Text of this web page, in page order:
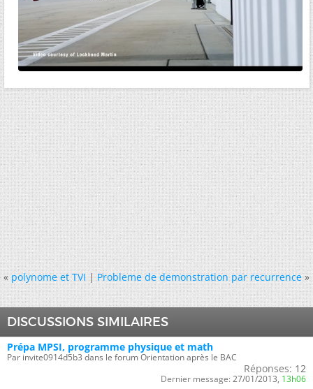
« polynome et TVI|Probleme de demonstration par recurrence »
DISCUSSIONS SIMILAIRES
Prépa MPSI, programme physique et math
Par invite0914d5b3 dans le forum Orientation après le BAC
Réponses: 12
Dernier message: 27/01/2013, 13h06